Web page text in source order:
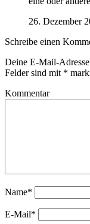
26. Dezember
Schreibe einen
Deine E-Mail-
Felder sind mit *
Kommentar
Name*
E-Mail*